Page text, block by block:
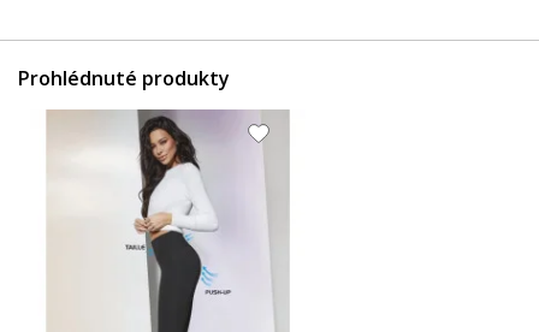
28.17 EUR
Prohlédnuté produkty